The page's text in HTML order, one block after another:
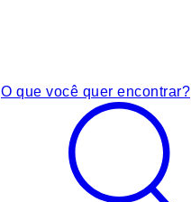
O que você quer encontrar?